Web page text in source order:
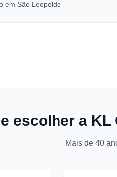
em São Leopoldo
escolher a
Mais de 40